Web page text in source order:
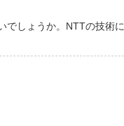
でしょうか。NTTの技術に